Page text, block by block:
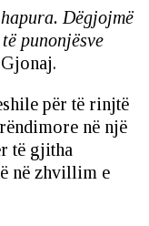
Dëgjojmë
punonjësve
për të rinjtë
në një
të gjitha
në zhvillim e